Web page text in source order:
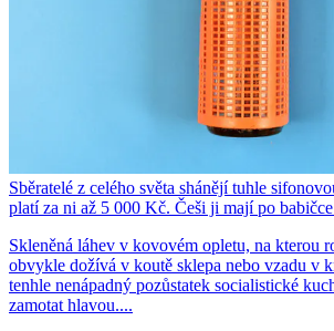
Sběratelé z celého světa shánějí tuhle
platí za ni až 5 000 Kč. Češi ji mají po
Skleněná láhev v kovovém opletu, na kterou
obvykle dožívá v koutě sklepa nebo vzadu v
tenhle nenápadný pozůstatek socialistické
zamotat hlavou....